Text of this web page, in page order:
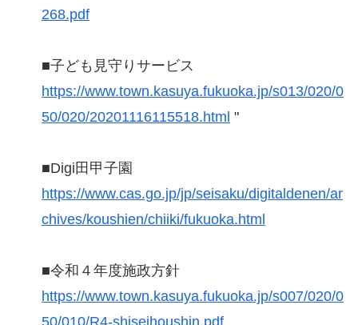
268.pdf
■子ども見守りサービス
https://www.town.kasuya.fukuoka.jp/s013/020/0
50/020/20201116115518.html "
■Digi田甲子園
https://www.cas.go.jp/jp/seisaku/digitaldenen/ar
chives/koushien/chiiki/fukuoka.html
■令和４年度施政方針
https://www.town.kasuya.fukuoka.jp/s007/020/0